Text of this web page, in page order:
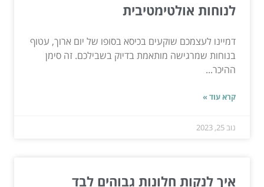
לנוחות אולטימטיבית
דמיינו לעצמכם שוקעים בכיסא בסופו של יום ארוך, עטוף
בנוחות שמרגישה מותאמת בדיוק בשבילכם. זה סימן
ההיכר...
קרא עוד »
נוב 25, 2023
איך לנקות חלונות גבוהים לבד